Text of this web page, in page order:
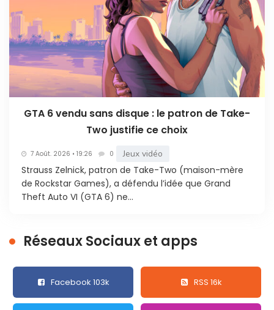
GTA 6 vendu sans disque : le patron de Take-
Two justifie ce choix
7 Août. 2026 • 19:26 0 Jeux vidéo
Strauss Zelnick, patron de Take-Two (maison-mère
de Rockstar Games), a défendu l’idée que Grand
Theft Auto VI (GTA 6) ne...
Réseaux Sociaux et apps
Facebook 103k RSS 16k